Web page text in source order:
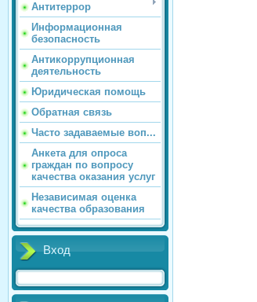
Антитеррор
Информационная
безопасность
Антикоррупционная
деятельность
Юридическая помощь
Обратная связь
Часто задаваемые воп...
Анкета для опроса
граждан по вопросу
качества оказания услуг
Независимая оценка
качества образования
Вход